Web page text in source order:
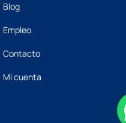
Blog
Empleo
Contacto
Mi cuenta